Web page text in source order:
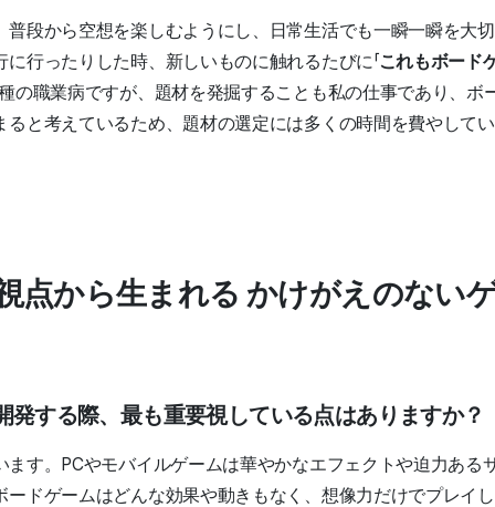
普段から空想を楽しむようにし、日常生活でも一瞬一瞬を大
行ったりした時、新しいものに触れるたびに「これもボード
の職業病ですが、題材を発掘することも私の仕事であり、ボ
ると考えているため、題材の選定には多くの時間を費やして
点から生まれる かけがえのない
発する際、最も重要視している点はありますか？
ます。PCやモバイルゲームは華やかなエフェクトや迫力ある
ードゲームはどんな効果や動きもなく、想像力だけでプレイ